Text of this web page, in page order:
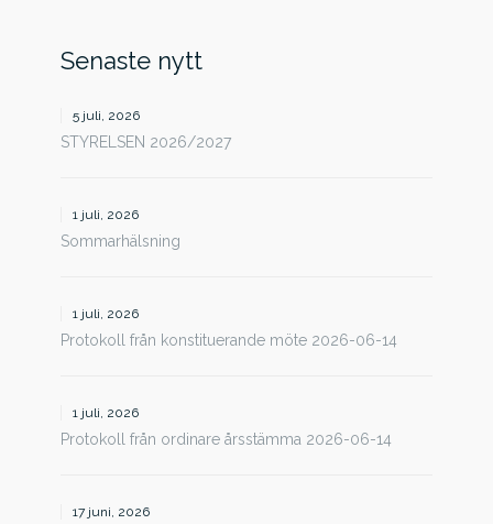
Senaste nytt
5 juli, 2026
STYRELSEN 2026/2027
1 juli, 2026
Sommarhälsning
1 juli, 2026
Protokoll från konstituerande möte 2026-06-14
1 juli, 2026
Protokoll från ordinare årsstämma 2026-06-14
17 juni, 2026